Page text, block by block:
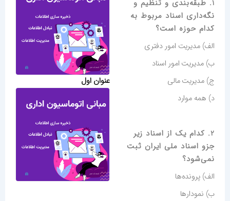
1. طبقه‌بندی و تنظیم و
نگه‌داری اسناد مربوط به
کدام حوزه است؟
الف) مدیریت امور دفتری
ب) مدیریت امور اسناد
ج) مدیریت مالی
د) همه موارد
2. کدام یک از اسناد زیر
جزو اسناد ملی ایران ثبت
نمی‌شود؟
الف) پرونده‌ها
ب) نمودارها
عنوان اول